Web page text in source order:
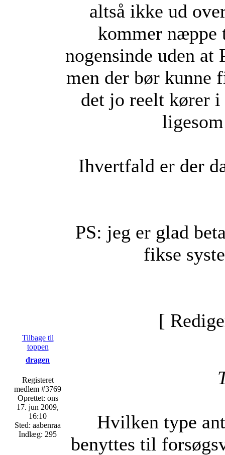
altså ikke ud
kommer næppe
nogensinde uden
men der bør kunne
det jo reelt kører
Ihvertfald er der
PS: jeg er glad
fikse
[
Tilbage til
toppen
dragen
Registeret
medlem #3769
Oprettet: ons
17. jun 2009,
16:10
Sted: aabenraa
Indlæg: 295
Hvilken type
benyttes til